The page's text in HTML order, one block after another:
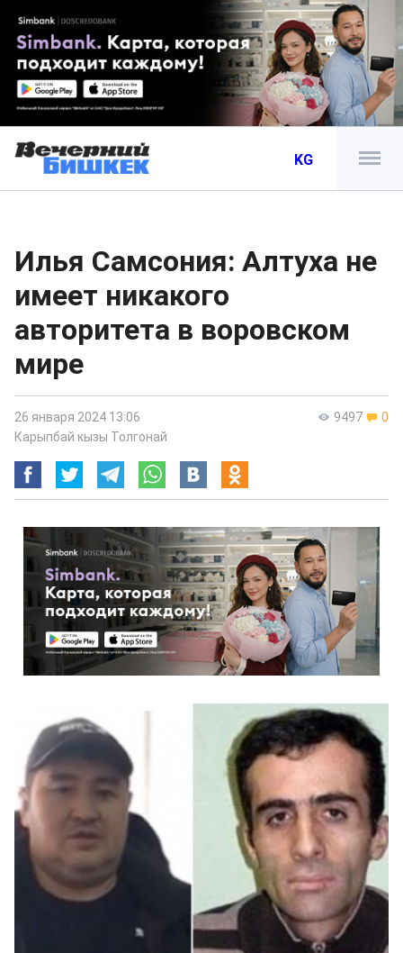
KG
Илья Самсония: Алтуха не
имеет никакого
авторитета в воровском
мире
9497 0
26 января 2024 13:06
Карыпбай кызы Толгонай